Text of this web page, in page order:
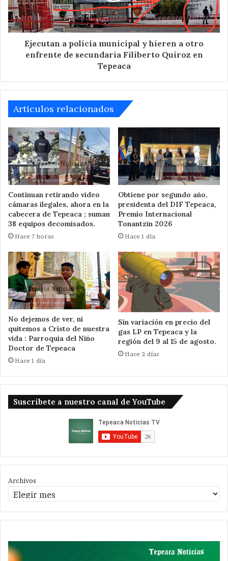
a
otro
enfrente
secundaria
en
Ejecutan a policía municipal y hieren a otro
enfrente de secundaria Filiberto Quiroz en
Tepeaca
Articulos relacionados
Continuan retirando video
cámaras ilegales, ahora en la
cabecera de Tepeaca ; suman
38 equipos decomisados.
Hace 7 horas
Obtiene por segundo año,
presidenta del DIF Tepeaca,
Premio Internacional
Tonantzin 2026
Hace 1 día
No dejemos de ver, ni
quitemos a Cristo de nuestra
vida : Parroquia del Niño
Doctor de Tepeaca
Hace 1 día
Sin variación en precio del
gas LP en Tepeaca y la
región del 9 al 15 de agosto.
Hace 2 días
Suscribete a nuestro canal de YouTube
Archivos